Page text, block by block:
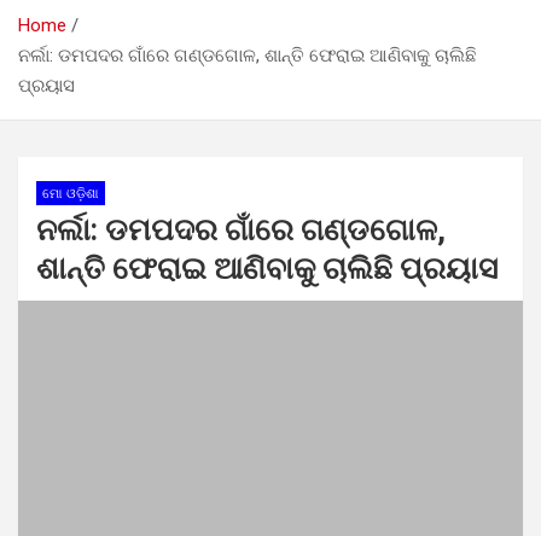
Home
ନର୍ଲା: ଡମପଦର ଗାଁରେ ଗଣ୍ଡଗୋଳ, ଶାନ୍ତି ଫେରାଇ ଆଣିବାକୁ ଚାଲିଛି
ପ୍ରୟାସ
ମୋ ଓଡ଼ିଶା
ନର୍ଲା: ଡମପଦର ଗାଁରେ ଗଣ୍ଡଗୋଳ,
ଶାନ୍ତି ଫେରାଇ ଆଣିବାକୁ ଚାଲିଛି ପ୍ରୟାସ